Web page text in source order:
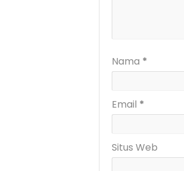
Nama *
Email *
Situs Web